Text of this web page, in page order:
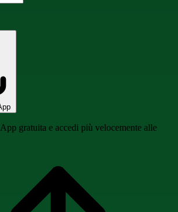
gratuita e accedi più velocemente alle